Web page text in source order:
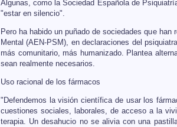
Algunas, como la Sociedad Española de
"estar en silencio".
Pero ha habido un puñado de sociedades que
Mental (AEN-PSM), en declaraciones del
más comunitario, más humanizado. Plantea
sean realmente necesarios.
Uso racional de los fármacos
"Defendemos la visión científica de usar los
cuestiones sociales, laborales, de acceso a la
terapia. Un desahucio no se alivia con una